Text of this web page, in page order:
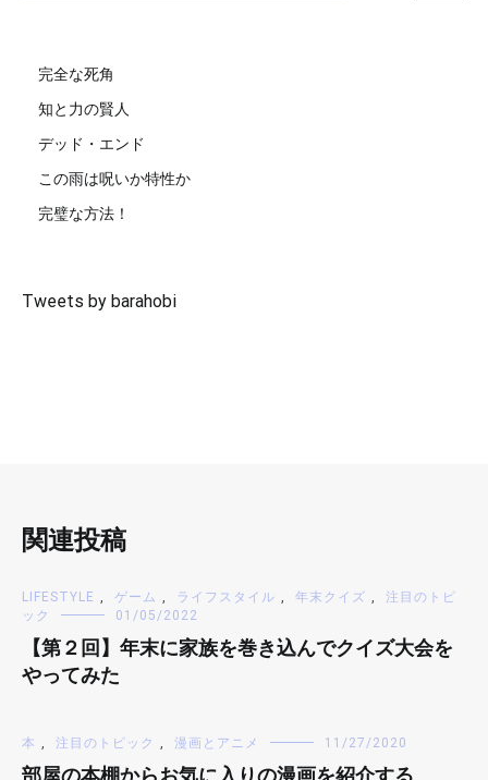
完全な死角
知と力の賢人
デッド・エンド
この雨は呪いか特性か
完璧な方法！
Tweets by barahobi
関連投稿
LIFESTYLE , ゲーム , ライフスタイル , 年末クイズ ,
注目のトピ
ック
01/05/2022
【第２回】年末に家族を巻き込んでクイズ大会を
やってみた
本 , 注目のトピック , 漫画とアニメ 11/27/2020